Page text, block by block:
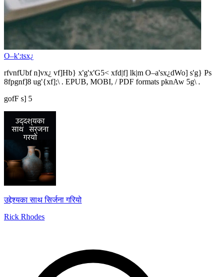
O–k':tsx¿
rfvnfUbf n]vx¿ vf]Hb} x'g'x'G5< xfd|f] lk|m O–a'sx¿dWo] s'g} Ps
8fpgnf]8 ug'{xf];\ . EPUB, MOBI, / PDF formats pknAw 5g\ .
gofF s] 5
उद्देश्यका साथ सिर्जना गरियो
Rick Rhodes